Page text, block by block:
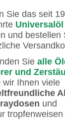
Sie das seit
und bestellen
Sie alle
und
wir Ihnen viele
und